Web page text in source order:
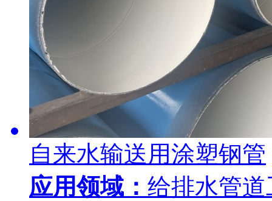
自来水输送用涂塑钢管
应用领域： 给排水管道